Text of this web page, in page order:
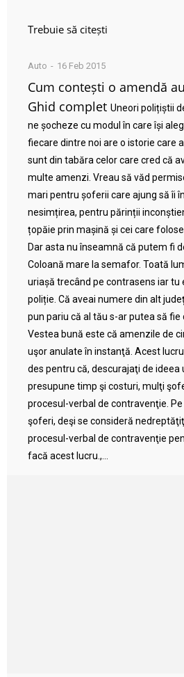
Trebuie să citești
Auto 16 Feb 2015
Cum contești o amendă
Ghid complet Uneori polițiștii
ne șocheze cu modul în care își
fiecare dintre noi are o istorie care
sunt din tabăra celor care cred că
multe amenzi. Vreau să văd
mari pentru șoferii care ajung să îi
nesimțirea, pentru părinții
țopăie prin mașină și cei care
Dar asta nu înseamnă că putem fi
Coloană mare la semafor. Toată
uriașă trecând pe contrasens iar tu
poliție. Că aveai numere din alt
pun pariu că al tău s-ar putea să fie
Vestea bună este că amenzile de
uşor anulate în instanţă. Acest
des pentru că, descurajaţi de ideea
presupune timp şi costuri, mulţi
procesul-verbal de contravenţie.
şoferi, deşi se consideră
procesul-verbal de contravenţie
facă acest lucru.,...